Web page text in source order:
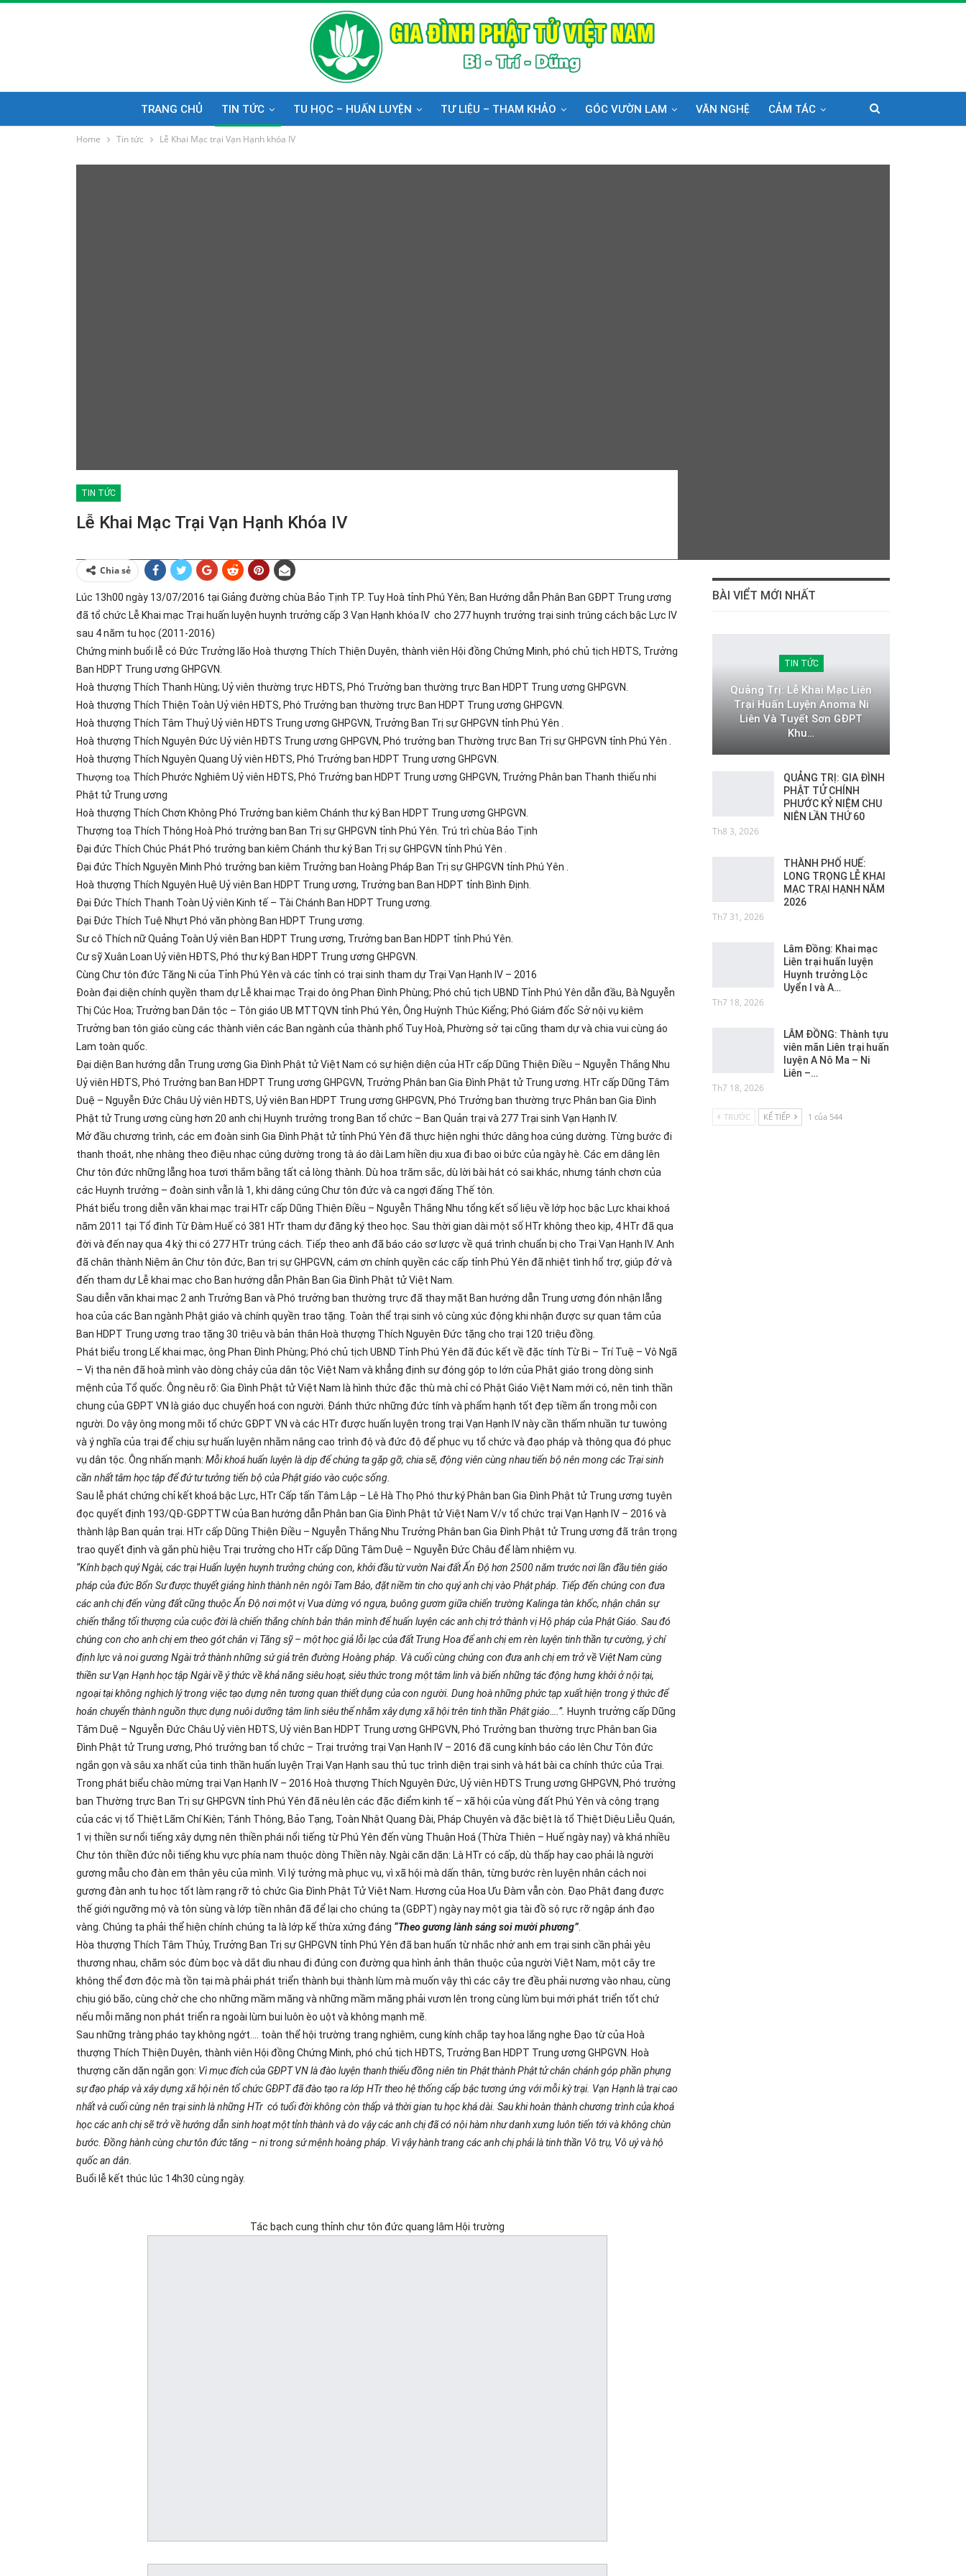
TRANG CHỦ TIN TỨC TU HỌC – HUẤN LUYỆN TƯ LIỆU – THAM KHẢO GÓC VƯỜN LAM VĂN NGHỆ CẢM TÁC
Home Tin tức Lễ Khai Mạc trại Vạn Hạnh khóa IV
TIN TỨC
Lễ Khai Mạc Trại Vạn Hạnh Khóa IV
Chia sẻ
Lúc 13h00 ngày 13/07/2016 tại Giảng đường chùa Bảo Tịnh TP. Tuy Hoà tỉnh Phú Yên; Ban Hướng dẫn Phân Ban GĐPT Trung ương
đã tổ chức Lễ Khai mạc Trại huấn luyện huynh trưởng cấp 3 Vạn Hạnh khóa IV cho 277 huynh trưởng trại sinh trúng cách bậc Lực IV
sau 4 năm tu học (2011-2016)
Chứng minh buổi lễ có Đức Trưởng lão Hoà thượng Thích Thiện Duyên, thành viên Hội đồng Chứng Minh, phó chủ tịch HĐTS, Trưởng
Ban HDPT Trung ương GHPGVN.
Hoà thượng Thích Thanh Hùng; Uỷ viên thường trực HĐTS, Phó Trưởng ban thường trực Ban HDPT Trung ương GHPGVN.
Hoà thượng Thích Thiện Toàn Uỷ viên HĐTS, Phó Trưởng ban thường trực Ban HDPT Trung ương GHPGVN.
Hoà thượng Thích Tâm Thuỷ Uỷ viên HĐTS Trung ương GHPGVN, Trưởng Ban Trị sự GHPGVN tỉnh Phú Yên .
Hoà thượng Thích Nguyên Đức Uỷ viên HĐTS Trung ương GHPGVN, Phó trưởng ban Thường trực Ban Trị sự GHPGVN tỉnh Phú Yên .
Hoà thượng Thích Nguyên Quang Uỷ viên HĐTS, Phó Trưởng ban HDPT Trung ương GHPGVN.
Thượng toạ Thích Phước Nghiêm Uỷ viên HĐTS, Phó Trưởng ban HDPT Trung ương GHPGVN, Trưởng Phân ban Thanh thiếu nhi
Phật tử Trung ương
Hoà thượng Thích Chơn Không Phó Trưởng ban kiêm Chánh thư ký Ban HDPT Trung ương GHPGVN.
Thượng toạ Thích Thông Hoà Phó trưởng ban Ban Trị sự GHPGVN tỉnh Phú Yên. Trú trì chùa Bảo Tịnh
Đại đức Thích Chúc Phát Phó trưởng ban kiêm Chánh thư ký Ban Trị sự GHPGVN tỉnh Phú Yên .
Đại đức Thích Nguyên Minh Phó trưởng ban kiêm Trưởng ban Hoàng Pháp Ban Trị sự GHPGVN tỉnh Phú Yên .
Hoà thượng Thích Nguyên Huệ Uỷ viên Ban HDPT Trung ương, Trưởng ban Ban HDPT tỉnh Bình Định.
Đại Đức Thích Thanh Toàn Uỷ viên Kinh tế – Tài Chánh Ban HDPT Trung ương.
Đại Đức Thích Tuệ Nhựt Phó văn phòng Ban HDPT Trung ương.
Sư cô Thích nữ Quảng Toàn Uỷ viên Ban HDPT Trung ương, Trưởng ban Ban HDPT tỉnh Phú Yên.
Cư sỹ Xuân Loan Uỷ viên HĐTS, Phó thư ký Ban HDPT Trung ương GHPGVN.
Cùng Chư tôn đức Tăng Ni của Tỉnh Phú Yên và các tỉnh có trại sinh tham dự Trại Vạn Hạnh IV – 2016
Đoàn đại diện chính quyền tham dự Lễ khai mạc Trại do ông Phan Đình Phùng; Phó chủ tịch UBND Tỉnh Phú Yên dẫn đầu, Bà Nguyễn
Thị Cúc Hoa; Trưởng ban Dân tộc – Tôn giáo UB MTTQVN tỉnh Phú Yên, Ông Huỳnh Thúc Kiểng; Phó Giám đốc Sở nội vụ kiêm
Trưởng ban tôn giáo cùng các thành viên các Ban ngành của thành phố Tuy Hoà, Phường sở tại cũng tham dự và chia vui cùng áo
Lam toàn quốc.
Đại diện Ban hướng dẫn Trung ương Gia Đình Phật tử Việt Nam có sự hiện diện của HTr cấp Dũng Thiện Điều – Nguyễn Thắng Nhu
Uỷ viên HĐTS, Phó Trưởng ban Ban HDPT Trung ương GHPGVN, Trưởng Phân ban Gia Đình Phật tử Trung ương. HTr cấp Dũng Tâm
Duệ – Nguyễn Đức Châu Uỷ viên HĐTS, Uỷ viên Ban HDPT Trung ương GHPGVN, Phó Trưởng ban thường trực Phân ban Gia Đình
Phật tử Trung ương cùng hơn 20 anh chị Huynh trưởng trong Ban tổ chức – Ban Quản trại và 277 Trại sinh Vạn Hạnh IV.
Mở đầu chương trình, các em đoàn sinh Gia Đình Phật tử tỉnh Phú Yên đã thực hiện nghi thức dâng hoa cúng dường. Từng bước đi
thanh thoát, nhẹ nhàng theo điệu nhạc cúng dường trong tà áo dài Lam hiền dịu xua đi bao oi bức của ngày hè. Các em dâng lên
Chư tôn đức những lẵng hoa tươi thắm bằng tất cả lòng thành. Dù hoa trăm sắc, dù lời bài hát có sai khác, nhưng tánh chơn của
các Huynh trưởng – đoàn sinh vẫn là 1, khi dâng cúng Chư tôn đức và ca ngợi đấng Thế tôn.
Phát biểu trong diễn văn khai mạc trại HTr cấp Dũng Thiện Điều – Nguyễn Thắng Nhu tổng kết số liệu về lớp học bậc Lực khai khoá
năm 2011 tại Tổ đình Từ Đàm Huế có 381 HTr tham dự đăng ký theo học. Sau thời gian dài một số HTr không theo kịp, 4 HTr đã qua
đời và đến nay qua 4 kỳ thi có 277 HTr trúng cách. Tiếp theo anh đã báo cáo sơ lược về quá trình chuẩn bị cho Trại Vạn Hạnh IV. Anh
đã chân thành Niệm ân Chư tôn đức, Ban trị sự GHPGVN, cám ơn chính quyền các cấp tỉnh Phú Yên đã nhiệt tình hổ trợ, giúp đở và
đến tham dự Lễ khai mạc cho Ban hướng dẫn Phân Ban Gia Đình Phật tử Việt Nam.
Sau diễn văn khai mạc 2 anh Trưởng Ban và Phó trưởng ban thường trực đã thay mặt Ban hướng dẫn Trung ương đón nhận lẵng
hoa của các Ban ngành Phật giáo và chính quyền trao tặng. Toàn thể trại sinh vô cùng xúc động khi nhận được sự quan tâm của
Ban HDPT Trung ương trao tặng 30 triệu và bản thân Hoà thượng Thích Nguyên Đức tặng cho trại 120 triệu đồng.
Phát biểu trong Lế khai mạc, ông Phan Đình Phùng; Phó chủ tịch UBND Tỉnh Phú Yên đã đúc kết về đặc tính Từ Bi – Trí Tuệ – Vô Ngã
– Vị tha nên đã hoà mình vào dòng chảy của dân tộc Việt Nam và khẳng định sự đóng góp to lớn của Phật giáo trong dòng sinh
mệnh của Tổ quốc. Ông nêu rõ: Gia Đình Phật tử Việt Nam là hình thức đặc thù mà chỉ có Phật Giáo Việt Nam mới có, nên tinh thần
chung của GĐPT VN là giáo dục chuyển hoá con người. Đánh thức những đức tính và phẩm hạnh tốt đẹp tiềm ẩn trong mỗi con
người. Do vậy ông mong mõi tổ chức GĐPT VN và các HTr được huấn luyện trong trại Vạn Hạnh IV này cần thấm nhuần tư tuwỏng
và ý nghĩa của trại để chịu sự huấn luyện nhằm nâng cao trình độ và đức độ để phục vụ tổ chức và đạo pháp và thông qua đó phục
vụ dân tộc. Ông nhấn mạnh: Mỗi khoá huấn luyện là dịp để chúng ta gặp gỡ, chia sẽ, động viên cùng nhau tiến bộ nên mong các Trại sinh
cần nhất tâm học tập để đứ tư tưởng tiến bộ của Phật giáo vào cuộc sống.
Sau lễ phát chứng chỉ kết khoá bậc Lực, HTr Cấp tấn Tâm Lập – Lê Hà Thọ Phó thư ký Phân ban Gia Đình Phật tử Trung ương tuyên
đọc quyết định 193/QĐ-GĐPTTW của Ban hướng dẫn Phân ban Gia Đình Phật tử Việt Nam V/v tổ chức trại Vạn Hạnh IV – 2016 và
thành lập Ban quản trại. HTr cấp Dũng Thiện Điều – Nguyễn Thắng Nhu Trưởng Phân ban Gia Đình Phật tử Trung ương đã trân trọng
trao quyết định và gắn phù hiệu Trại trưởng cho HTr cấp Dũng Tâm Duệ – Nguyễn Đức Châu để làm nhiệm vụ.
“Kính bạch quý Ngài, các trại Huấn luyện huynh trưởng chúng con, khởi đầu từ vườn Nai đất Ấn Độ hơn 2500 năm trước nơi lần đầu tiên giáo
pháp của đức Bổn Sư được thuyết giảng hình thành nên ngôi Tam Bảo, đặt niềm tin cho quý anh chị vào Phật pháp. Tiếp đến chúng con đưa
các anh chị đến vùng đất cũng thuộc Ấn Độ nơi một vị Vua dừng vó ngựa, buông gươm giữa chiến trường Kalinga tàn khốc, nhận chân sự
chiến thắng tối thượng của cuộc đời là chiến thắng chính bản thân mình để huấn luyện các anh chị trở thành vị Hộ pháp của Phật Giáo. Sau đó
chúng con cho anh chị em theo gót chân vị Tăng sỹ – một học giả lỗi lạc của đất Trung Hoa để anh chị em rèn luyện tinh thần tự cường, ý chí
định lực và noi gương Ngài trở thành những sứ giả trên đường Hoàng pháp. Và cuối cùng chúng con đưa anh chị em trở về Việt Nam cùng
thiền sư Vạn Hạnh học tập Ngài về ý thức về khả năng siêu hoạt, siêu thức trong một tâm linh và biến những tác động hưng khởi ở nội tại,
ngoại tại không nghịch lý trong việc tạo dựng nên tương quan thiết dụng của con người. Dung hoà những phức tạp xuất hiện trong ý thức để
hoán chuyển thành nguồn thực dụng nuôi dưỡng tâm linh siêu thể nhằm xây dựng xã hội trên tinh thần Phật giáo….”. Huynh trưởng cấp Dũng
Tâm Duệ – Nguyễn Đức Châu Uỷ viên HĐTS, Uỷ viên Ban HDPT Trung ương GHPGVN, Phó Trưởng ban thường trực Phân ban Gia
Đình Phật tử Trung ương, Phó trưởng ban tổ chức – Trại trưởng trại Vạn Hạnh IV – 2016 đã cung kính báo cáo lên Chư Tôn đức
ngắn gọn và sâu xa nhất của tinh thần huấn luyện Trại Vạn Hạnh sau thủ tục trình diện trại sinh và hát bài ca chính thức của Trại.
Trong phát biểu chào mừng trại Vạn Hạnh IV – 2016 Hoà thượng Thích Nguyên Đức, Uỷ viên HĐTS Trung ương GHPGVN, Phó trưởng
ban Thường trực Ban Trị sự GHPGVN tỉnh Phú Yên đã nêu lên các đặc điểm kinh tế – xã hội của vùng đất Phú Yên và công trạng
của các vị tổ Thiệt Lãm Chí Kiên; Tánh Thông, Bảo Tạng, Toàn Nhật Quang Đài, Pháp Chuyên và đặc biệt là tổ Thiệt Diệu Liễu Quán,
1 vị thiền sư nổi tiếng xây dựng nên thiền phái nổi tiếng từ Phú Yên đến vùng Thuận Hoá (Thừa Thiên – Huế ngày nay) và khá nhiều
Chư tôn thiền đức nỗi tiếng khu vực phía nam thuộc dòng Thiền này. Ngài căn dặn: Là HTr có cấp, dù thấp hay cao phải là người
gương mẫu cho đàn em thân yêu của mình. Vì lý tưởng mà phục vụ, vì xã hội mà dấn thân, từng bước rèn luyện nhân cách noi
gương đàn anh tu học tốt làm rạng rỡ tỏ chức Gia Đình Phật Tử Việt Nam. Hương của Hoa Ưu Đàm vẫn còn. Đạo Phật đang được
thế giới ngưỡng mộ và tôn sùng và lớp tiền nhân đã để lại cho chúng ta (GĐPT) ngày nay một gia tài đồ sộ rực rỡ ngập ánh đạo
vàng. Chúng ta phải thể hiện chính chúng ta là lớp kế thừa xứng đáng “Theo gương lành sáng soi mười phương”
Hòa thượng Thích Tâm Thủy, Trưởng Ban Trị sự GHPGVN tỉnh Phú Yên đã ban huấn từ nhắc nhở anh em trại sinh cần phải yêu
thương nhau, chăm sóc đùm bọc và dắt dìu nhau đi đúng con đường qua hình ảnh thân thuộc của người Việt Nam, một cây tre
không thể đơn độc mà tồn tại mà phải phát triển thành bụi thành lùm mà muốn vậy thì các cây tre đều phải nương vào nhau, cùng
chịu gió bão, cùng chở che cho những mầm măng và những mầm măng phải vươn lên trong cùng lùm bụi mới phát triển tốt chứ
nếu mỗi măng non phát triển ra ngoài lùm bui luôn èo uột và không mạnh mẽ.
Sau những tràng pháo tay không ngớt…. toàn thể hội trường trang nghiêm, cung kính chắp tay hoa lắng nghe Đạo từ của Hoà
thượng Thích Thiện Duyên, thành viên Hội đồng Chứng Minh, phó chủ tịch HĐTS, Trưởng Ban HDPT Trung ương GHPGVN. Hoà
thượng căn dặn ngắn gọn: Vì mục đích của GĐPT VN là đào luyện thanh thiếu đồng niên tin Phật thành Phật tử chân chánh góp phần phụng
sự đạo pháp và xây dựng xã hội nên tổ chức GĐPT đã đào tạo ra lớp HTr theo hệ thống cấp bậc tương ứng với mỗi kỳ trại. Vạn Hạnh là trại cao
nhất và cuối cùng nên trại sinh là những HTr có tuổi đời không còn thấp và thời gian tu học khá dài. Sau khi hoàn thành chương trình của khoá
học các anh chị sẽ trở về hướng dẫn sinh hoạt một tỉnh thành và do vậy các anh chị đã có nội hàm như danh xưng luôn tiến tới và không chùn
bước. Đồng hành cùng chư tôn đức tăng – ni trong sứ mệnh hoàng pháp. Vì vậy hành trang các anh chị phải là tinh thần Vô trụ, Vô uý và hộ
quốc an dân.
Buổi lễ kết thúc lúc 14h30 cùng ngày.
Tác bạch cung thỉnh chư tôn đức quang lâm Hội trường
BÀI VIỂT MỚI NHẤT
TIN TỨC
Quảng Trị: Lễ Khai Mạc Liên
Trại Huấn Luyện Anoma Ni
Liên Và Tuyết Sơn GĐPT
Khu…
QUẢNG TRỊ: GIA ĐÌNH
PHẬT TỬ CHÍNH
PHƯỚC KỶ NIỆM CHU
NIÊN LẦN THỨ 60
Th8 3, 2026
THÀNH PHỐ HUẾ:
LONG TRỌNG LỄ KHAI
MẠC TRẠI HẠNH NĂM
2026
Th7 31, 2026
Lâm Đồng: Khai mạc
Liên trại huấn luyện
Huynh trưởng Lộc
Uyển I và A…
Th7 18, 2026
LÂM ĐỒNG: Thành tựu
viên mãn Liên trại huấn
luyện A Nô Ma – Ni
Liên –…
Th7 18, 2026
TRƯỚC KẾ TIẾP 1 của 544